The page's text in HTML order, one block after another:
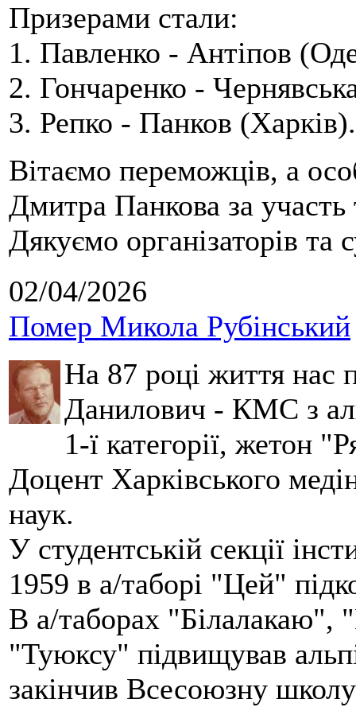
Призерами стали:
1. Павленко - Антіпов
2. Гончаренко -
3. Репко - Панков (Харків).
Вітаємо переможців, а
Дмитра Панкова за
Дякуємо організаторів та
02/04/2026
Помер Микола Рубінський
На 87 році життя нас
Данилович - КМС з
1-ї категорії, жетон
Доцент Харківського
наук.
У студентській секції
1959 в а/таборі "Цей"
В а/таборах "Білалакаю",
"Туюксу" підвищував
закінчив Всесоюзну